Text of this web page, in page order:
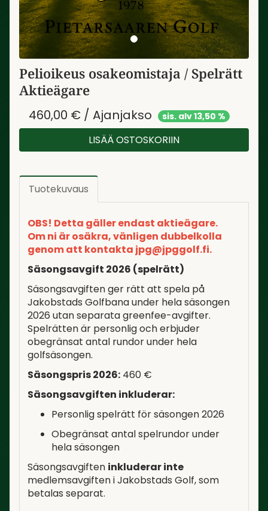
Pelioikeus osakeomistaja / Spelrätt
Aktieägare
460,00 € / Ajanjakso sis. alv 13,50 %
LISÄÄ OSTOSKORIIN
Tuotekuvaus
OBS! Detta gäller endast aktieägare.
Om ni är osäkra, vänligen dubbelkolla
genom att kontakta jpg@jpggolf.fi.
Säsongsavgift 2026 (spelrätt)
Säsongsavgiften ger rätt att spela på
Jakobstads Golfbana under hela säsongen
2026 utan separata greenfee-avgifter.
Spelrätten är personlig och erbjuder
obegränsat antal rundor under hela
golfsäsongen.
Säsongspris 2026: 460 €
Säsongsavgiften inkluderar:
Personlig spelrätt för säsongen 2026
Obegränsat antal spelrundor under
hela säsongen
Säsongsavgiften inkluderar inte
medlemsavgiften i Jakobstads Golf, som
betalas separat.